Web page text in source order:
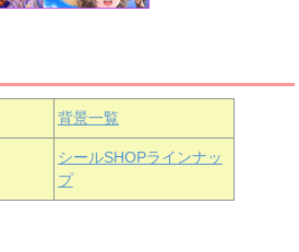
黒澤ルビィ
浦の星女学院3年生
天王寺璃奈背景一覧
シールSHOPラインナッ
プ